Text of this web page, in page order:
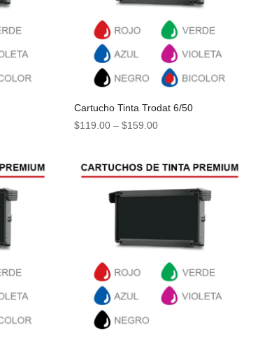
Cartucho Tinta Trodat 6/50
$119.00 –$159.00